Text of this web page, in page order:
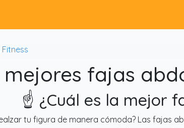
mejores fajas
☝️ ¿Cuál es la mejor
tu figura de manera cómoda? Las fajas